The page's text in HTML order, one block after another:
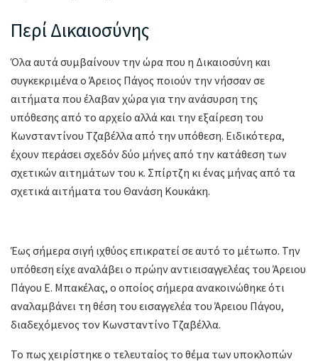
Περί Δικαιοσύνης
Όλα αυτά συμβαίνουν την ώρα που η Δικαιοσύνη και
συγκεκριμένα ο Άρειος Πάγος ποιούν την νήσσαν σε
αιτήματα που έλαβαν χώρα για την ανάσυρση της
υπόθεσης από το αρχείο αλλά και την εξαίρεση του
Κωνσταντίνου Τζαβέλλα από την υπόθεση. Ειδικότερα,
έχουν περάσει σχεδόν δύο μήνες από την κατάθεση των
σχετικών αιτημάτων του κ. Σπίρτζη κι ένας μήνας από τα
σχετικά αιτήματα του Θανάση Κουκάκη.
Έως σήμερα σιγή ιχθύος επικρατεί σε αυτό το μέτωπο. Την
υπόθεση είχε αναλάβει ο πρώην αντιεισαγγελέας του Άρειου
Πάγου Ε. Μπακέλας, ο οποίος σήμερα ανακοινώθηκε ότι
αναλαμβάνει τη θέση του εισαγγελέα του Άρειου Πάγου,
διαδεχόμενος τον Κωνσταντίνο Τζαβέλλα.
Το πως χειρίστηκε ο τελευταίος το θέμα των υποκλοπών